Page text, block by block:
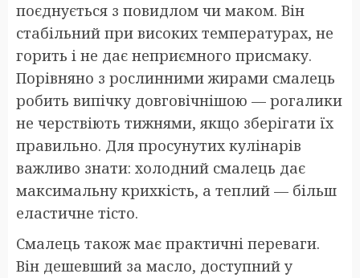
поєднується з повидлом чи маком. Він
стабільний при високих температурах, не
горить і не дає неприємного присмаку.
Порівняно з рослинними жирами смалець
робить випічку довговічнішою — рогалики
не черствіють тижнями, якщо зберігати їх
правильно. Для просунутих кулінарів
важливо знати: холодний смалець дає
максимальну крихкість, а теплий — більш
еластичне тісто.
Смалець також має практичні переваги.
Він дешевший за масло, доступний у